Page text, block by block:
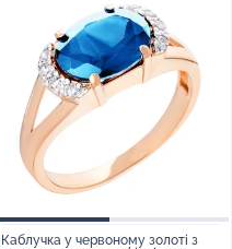
Каблучка у червоному золоті з